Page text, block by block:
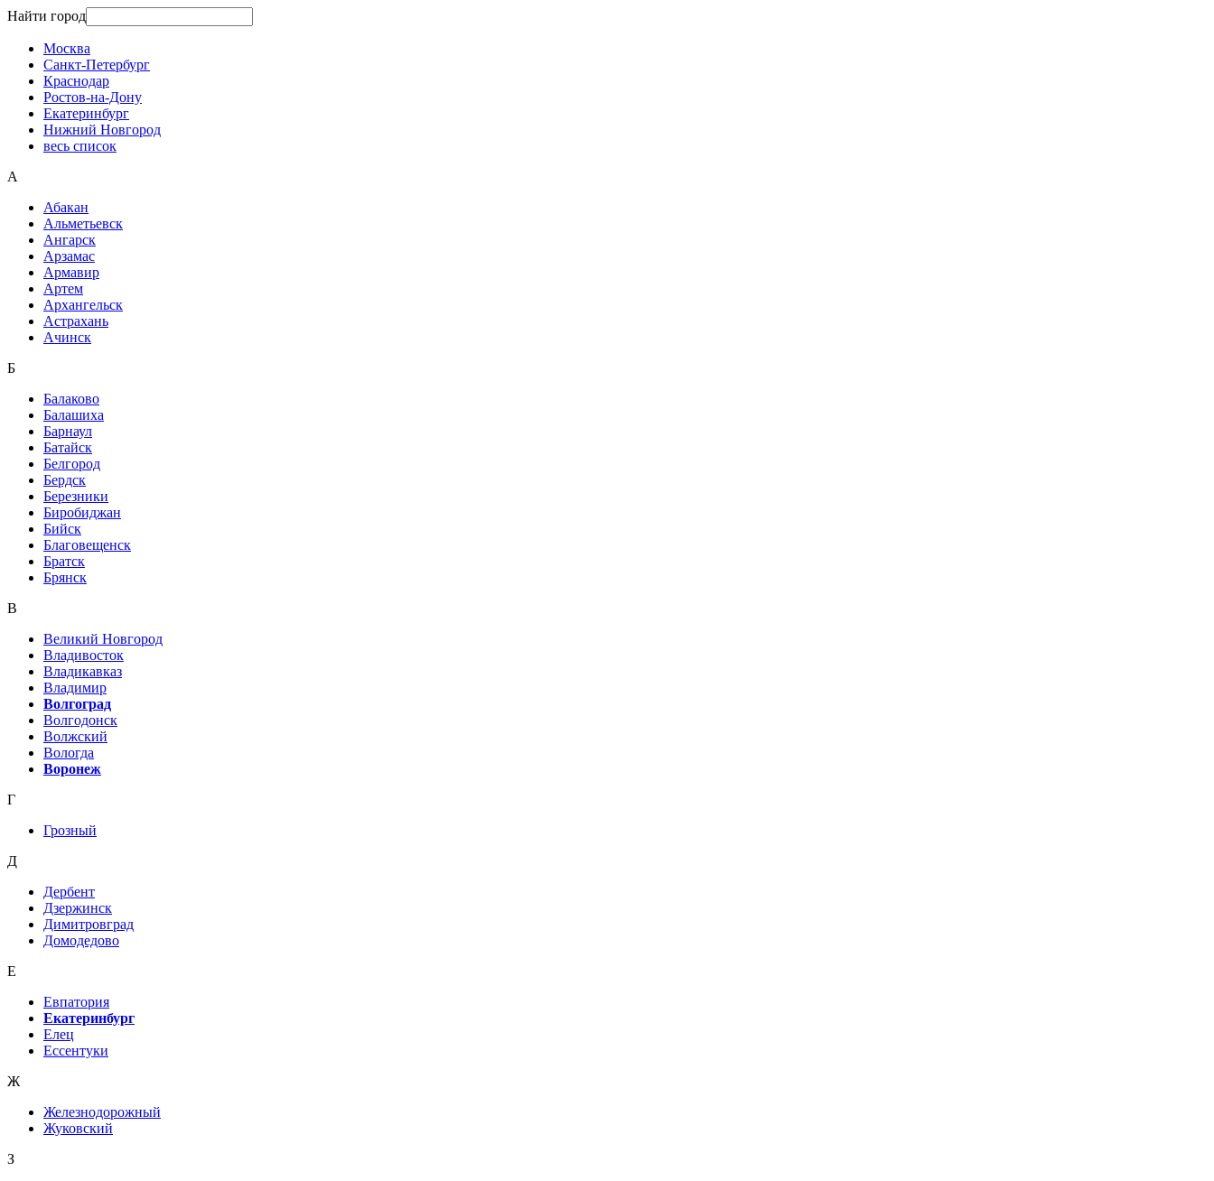
Найти город
Москва
Санкт-Петербург
Краснодар
Ростов-на-Дону
Екатеринбург
Нижний Новгород
весь список
А
Абакан
Альметьевск
Ангарск
Арзамас
Армавир
Артем
Архангельск
Астрахань
Ачинск
Б
Балаково
Балашиха
Барнаул
Батайск
Белгород
Бердск
Березники
Биробиджан
Бийск
Благовещенск
Братск
Брянск
В
Великий Новгород
Владивосток
Владикавказ
Владимир
Волгоград
Волгодонск
Волжский
Вологда
Воронеж
Г
Грозный
Д
Дербент
Дзержинск
Димитровград
Домодедово
Е
Евпатория
Екатеринбург
Елец
Ессентуки
Ж
Железнодорожный
Жуковский
З